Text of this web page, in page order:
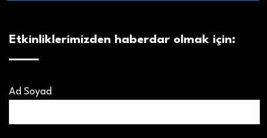
Etkinliklerimizden haberdar olmak için:
Ad Soyad